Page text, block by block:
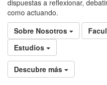
dispuestas a reflexionar,
como actuando.
Sobre Nosotros
Estudios
Descubre más